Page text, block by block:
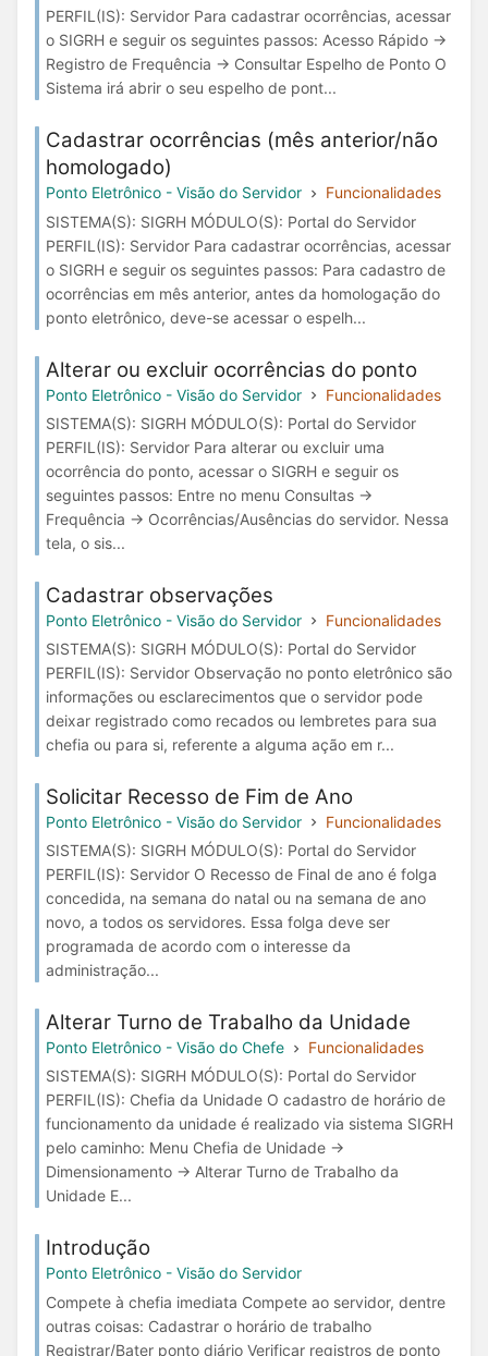
PERFIL(IS): Servidor Para cadastrar ocorrências, acessar
o SIGRH e seguir os seguintes passos: Acesso Rápido →
Registro de Frequência → Consultar Espelho de Ponto O
Sistema irá abrir o seu espelho de pont...
Cadastrar ocorrências (mês anterior/não
homologado)
Ponto Eletrônico - Visão do Servidor
Funcionalidades
SISTEMA(S): SIGRH MÓDULO(S): Portal do Servidor
PERFIL(IS): Servidor Para cadastrar ocorrências, acessar
o SIGRH e seguir os seguintes passos: Para cadastro de
ocorrências em mês anterior, antes da homologação do
ponto eletrônico, deve-se acessar o espelh...
Alterar ou excluir ocorrências do ponto
Ponto Eletrônico - Visão do Servidor
Funcionalidades
SISTEMA(S): SIGRH MÓDULO(S): Portal do Servidor
PERFIL(IS): Servidor Para alterar ou excluir uma
ocorrência do ponto, acessar o SIGRH e seguir os
seguintes passos: Entre no menu Consultas →
Frequência → Ocorrências/Ausências do servidor. Nessa
tela, o sis...
Cadastrar observações
Ponto Eletrônico - Visão do Servidor
Funcionalidades
SISTEMA(S): SIGRH MÓDULO(S): Portal do Servidor
PERFIL(IS): Servidor Observação no ponto eletrônico são
informações ou esclarecimentos que o servidor pode
deixar registrado como recados ou lembretes para sua
chefia ou para si, referente a alguma ação em r...
Solicitar Recesso de Fim de Ano
Ponto Eletrônico - Visão do Servidor
Funcionalidades
SISTEMA(S): SIGRH MÓDULO(S): Portal do Servidor
PERFIL(IS): Servidor O Recesso de Final de ano é folga
concedida, na semana do natal ou na semana de ano
novo, a todos os servidores. Essa folga deve ser
programada de acordo com o interesse da
administração...
Alterar Turno de Trabalho da Unidade
Ponto Eletrônico - Visão do Chefe
Funcionalidades
SISTEMA(S): SIGRH MÓDULO(S): Portal do Servidor
PERFIL(IS): Chefia da Unidade O cadastro de horário de
funcionamento da unidade é realizado via sistema SIGRH
pelo caminho: Menu Chefia de Unidade →
Dimensionamento → Alterar Turno de Trabalho da
Unidade E...
Introdução
Ponto Eletrônico - Visão do Servidor
Compete à chefia imediata Compete ao servidor, dentre
outras coisas: Cadastrar o horário de trabalho
Registrar/Bater ponto diário Verificar registros de ponto